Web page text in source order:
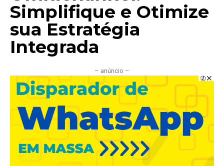
Simplifique e Otimize
sua Estratégia
Integrada
– anúncio –